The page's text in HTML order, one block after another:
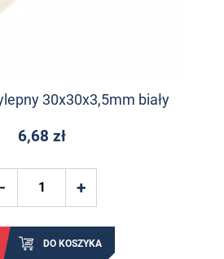
30x30x3,5mm biały
6,68 zł
DO KOSZYKA